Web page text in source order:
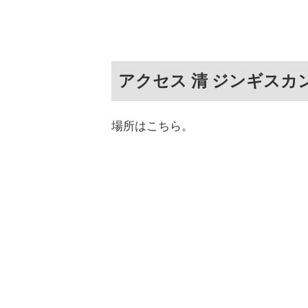
アクセス 清 ジンギスカ
場所はこちら。